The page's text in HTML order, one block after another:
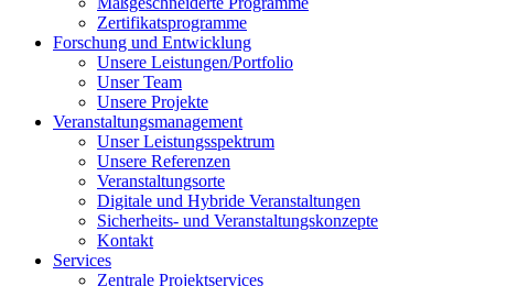
Zertifikatsprogramme
Forschung und Entwicklung
Unsere Leistungen/Portfolio
Unser Team
Unsere Projekte
Veranstaltungsmanagement
Unser Leistungsspektrum
Unsere Referenzen
Veranstaltungsorte
Digitale und Hybride Veranstaltungen
Sicherheits- und Veranstaltungskonzepte
Kontakt
Services
Zentrale Projektservices